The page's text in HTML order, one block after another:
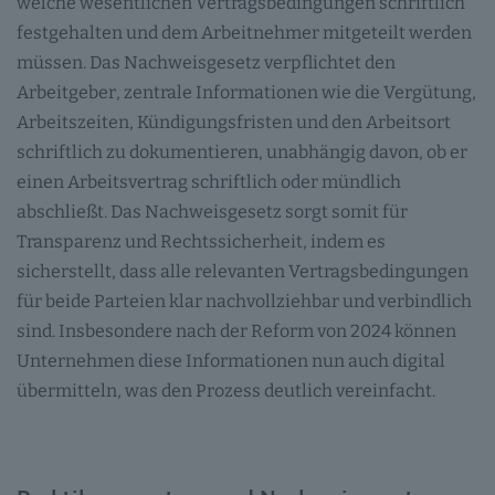
festgehalten und dem Arbeitnehmer mitgeteilt werden
müssen. Das Nachweisgesetz verpflichtet den
Arbeitgeber, zentrale Informationen wie die Vergütung,
Arbeitszeiten, Kündigungsfristen und den Arbeitsort
schriftlich zu dokumentieren, unabhängig davon, ob er
einen Arbeitsvertrag schriftlich oder mündlich
abschließt. Das Nachweisgesetz sorgt somit für
Transparenz und Rechtssicherheit, indem es
sicherstellt, dass alle relevanten Vertragsbedingungen
für beide Parteien klar nachvollziehbar und verbindlich
sind. Insbesondere nach der Reform von 2024 können
Unternehmen diese Informationen nun auch digital
übermitteln, was den Prozess deutlich vereinfacht.